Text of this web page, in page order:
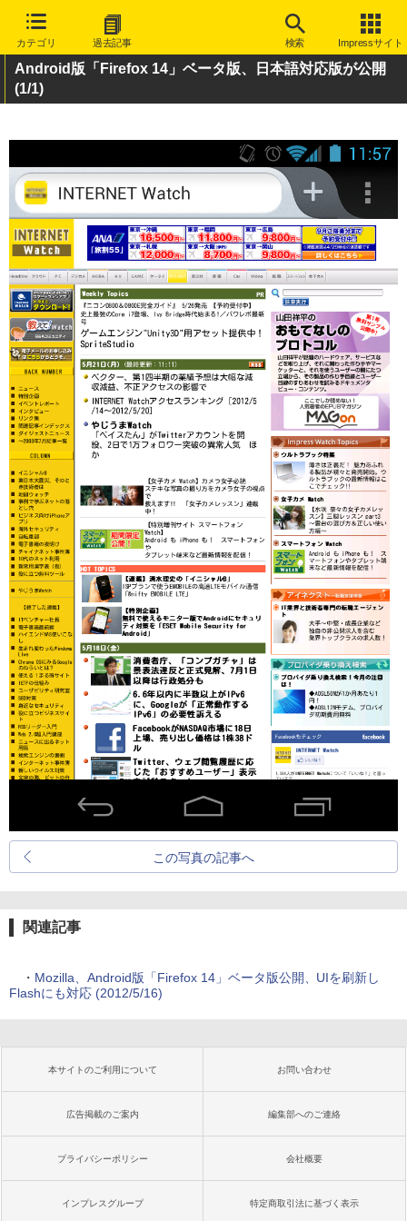
カテゴリ 過去記事 検索 Impressサイト
Android版「Firefox 14」ベータ版、日本語対応版が公開
(1/1)
この写真の記事へ
関連記事
・ Mozilla、Android版「Firefox 14」ベータ版公開、UIを刷新し
Flashにも対応 (2012/5/16)
本サイトのご利用について お問い合わせ
広告掲載のご案内 編集部へのご連絡
プライバシーポリシー 会社概要
インプレスグループ 特定商取引法に基づく表示